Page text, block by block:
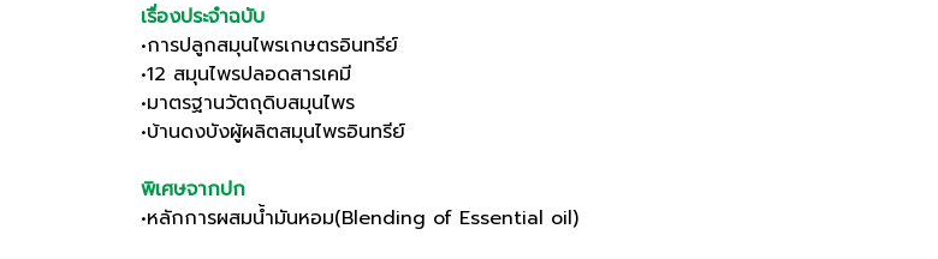
เรื่องประจำฉบับ
•การปลูกสมุนไพรเกษตรอินทรีย์
•12 สมุนไพรปลอดสารเคมี
•มาตรฐานวัตถุดิบสมุนไพร
•บ้านดงบังผู้ผลิตสมุนไพรอินทรีย์
พิเศษจากปก
•หลักการผสมน้ำมันหอม(Blending of Essential oil)